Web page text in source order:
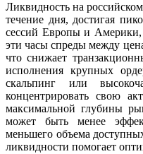
Ликвидность на
течение дня, достигая
сессий Европы и Америки,
эти часы спреды между
что снижает
исполнения крупных
скальпинг или
концентрировать свою
максимальной глубины
может быть менее
меньшего объема
ликвидности помогает